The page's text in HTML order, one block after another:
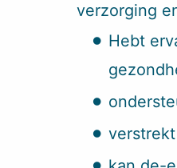
verzorging
Hebt